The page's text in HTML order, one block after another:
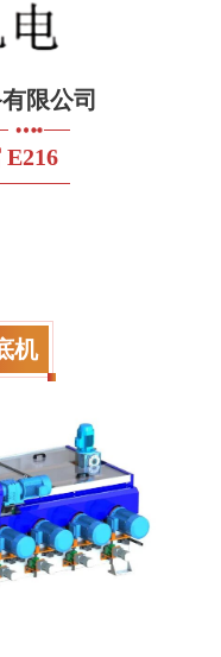
限公司
机